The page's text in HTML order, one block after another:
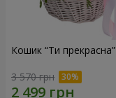
Кошик “Ти прекрасна”
3 570 грн